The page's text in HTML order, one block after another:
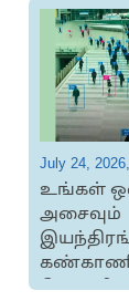
July 24,
உங்கள்
அசைவும்